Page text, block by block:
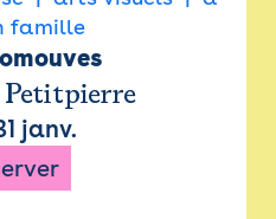
famille
janv.